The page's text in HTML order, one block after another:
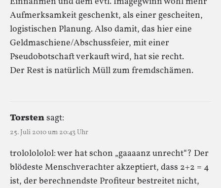
Aufmerksamkeit geschenkt, als einer gescheiten,
logistischen Planung. Also damit, das hier eine
Geldmaschiene/Abschussfeier, mit einer
Pseudobotschaft verkauft wird, hat sie recht.
Der Rest is natürlich Müll zum fremdschämen.
Torstensagt:
25. Juli 2010 um 20:43 Uhr
trololololol: wer hat schon „gaaaanz unrecht“? Der
blödeste Menschverachter akzeptiert, dass 2+2 = 4
ist, der berechnendste Profiteur bestreitet nicht,